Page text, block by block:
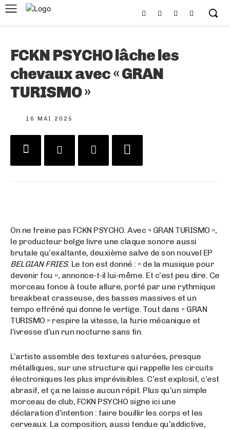
FCKN PSYCHO lâche les
chevaux avec « GRAN
TURISMO »
16 MAI 2025
On ne freine pas FCKN PSYCHO. Avec « GRAN TURISMO »,
le producteur belge livre une claque sonore aussi
brutale qu’exaltante, deuxième salve de son nouvel EP
BELGIAN FRIES. Le ton est donné : « de la musique pour
devenir fou », annonce-t-il lui-même. Et c’est peu dire. Ce
morceau fonce à toute allure, porté par une rythmique
breakbeat crasseuse, des basses massives et un
tempo effréné qui donne le vertige. Tout dans « GRAN
TURISMO » respire la vitesse, la furie mécanique et
l’ivresse d’un run nocturne sans fin.
L’artiste assemble des textures saturées, presque
métalliques, sur une structure qui rappelle les circuits
électroniques les plus imprévisibles. C’est explosif, c’est
abrasif, et ça ne laisse aucun répit. Plus qu’un simple
morceau de club, FCKN PSYCHO signe ici une
déclaration d’intention : faire bouillir les corps et les
cerveaux. La composition, aussi tendue qu’addictive,